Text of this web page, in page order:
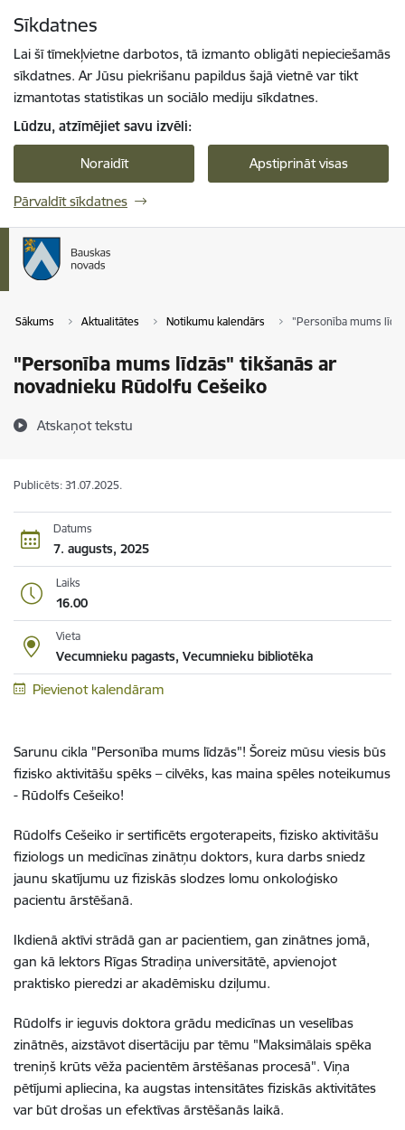
Sīkdatnes
Lai šī tīmekļvietne darbotos, tā izmanto obligāti nepieciešamās
sīkdatnes. Ar Jūsu piekrišanu papildus šajā vietnē var tikt
izmantotas statistikas un sociālo mediju sīkdatnes.
Lūdzu, atzīmējiet savu izvēli:
Noraidīt Apstiprināt visas
Pārvaldīt sīkdatnes
Sākums Aktualitātes Notikumu kalendārs "Personība mums
"Personība mums līdzās" tikšanās ar
novadnieku Rūdolfu Cešeiko
Atskaņot tekstu
Publicēts: 31.07.2025.
Datums
7. augusts, 2025
Laiks
16.00
Vieta
Vecumnieku pagasts, Vecumnieku bibliotēka
Pievienot kalendāram
Sarunu cikla "Personība mums līdzās"! Šoreiz mūsu viesis būs
fizisko aktivitāšu spēks – cilvēks, kas maina spēles noteikumus
- Rūdolfs Cešeiko!
Rūdolfs Cešeiko ir sertificēts ergoterapeits, fizisko aktivitāšu
fiziologs un medicīnas zinātņu doktors, kura darbs sniedz
jaunu skatījumu uz fiziskās slodzes lomu onkoloģisko
pacientu ārstēšanā.
Ikdienā aktīvi strādā gan ar pacientiem, gan zinātnes jomā,
gan kā lektors Rīgas Stradiņa universitātē, apvienojot
praktisko pieredzi ar akadēmisku dziļumu.
Rūdolfs ir ieguvis doktora grādu medicīnas un veselības
zinātnēs, aizstāvot disertāciju par tēmu "Maksimālais spēka
treniņš krūts vēža pacientēm ārstēšanas procesā". Viņa
pētījumi apliecina, ka augstas intensitātes fiziskās aktivitātes
var būt drošas un efektīvas ārstēšanās laikā.